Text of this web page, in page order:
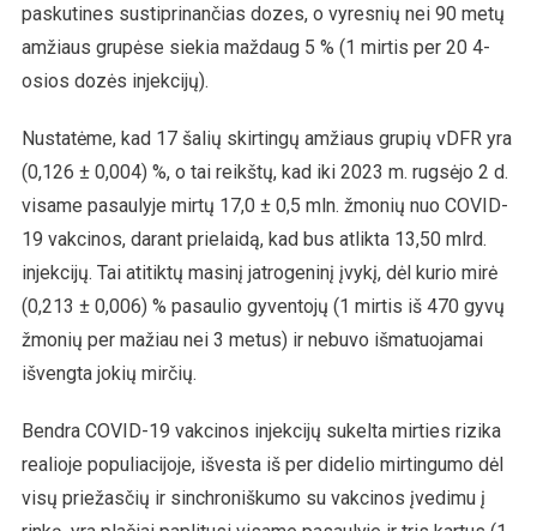
paskutines sustiprinančias dozes, o vyresnių nei 90 metų
amžiaus grupėse siekia maždaug 5 % (1 mirtis per 20 4-
osios dozės injekcijų).
Nustatėme, kad 17 šalių skirtingų amžiaus grupių vDFR yra
(0,126 ± 0,004) %, o tai reikštų, kad iki 2023 m. rugsėjo 2 d.
visame pasaulyje mirtų 17,0 ± 0,5 mln. žmonių nuo COVID-
19 vakcinos, darant prielaidą, kad bus atlikta 13,50 mlrd.
injekcijų. Tai atitiktų masinį jatrogeninį įvykį, dėl kurio mirė
(0,213 ± 0,006) % pasaulio gyventojų (1 mirtis iš 470 gyvų
žmonių per mažiau nei 3 metus) ir nebuvo išmatuojamai
išvengta jokių mirčių.
Bendra COVID-19 vakcinos injekcijų sukelta mirties rizika
realioje populiacijoje, išvesta iš per didelio mirtingumo dėl
visų priežasčių ir sinchroniškumo su vakcinos įvedimu į